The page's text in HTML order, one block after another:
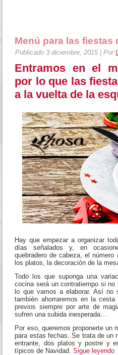
Menú para las fiestas
Publicado 3 diciembre, 2015 |Por
Entramos en el
por lo que las
a la vuelta de la
Hay que empezar a organizar
días señalados y, en
quebradero de cabeza, el
los platos, la decoración de la
Todo los que suponga una
cocina será un contratiempo si
lo que vamos a elaborar. Así no
también ahorraremos en la
previos siempre por arte de
sufren una subida inesperada…
Por eso, queremos proponerte un
para estas fechas. Se trata de un
entrante, dos platos y postre y
típicos de Navidad.Sigue leyendo